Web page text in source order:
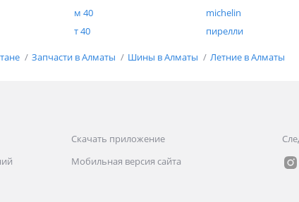
м 40 michelin
т 40 пирелли
Запчасти в Алматы Шины в Алматы Летние в Алматы
Скачать приложение
Мобильная версия сайта